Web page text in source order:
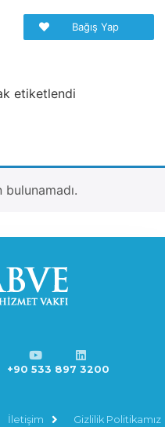
Bağış Yap
etiketlendi
+90 533 897 3200
İletişim
Gizlilik Politikamız